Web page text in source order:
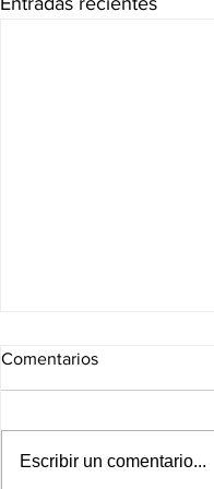
Comentarios
Escribir un comentario...